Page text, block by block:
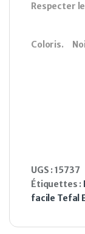
Respecter
Coloris.
UGS :15737
Étiquettes :
facile Tefal